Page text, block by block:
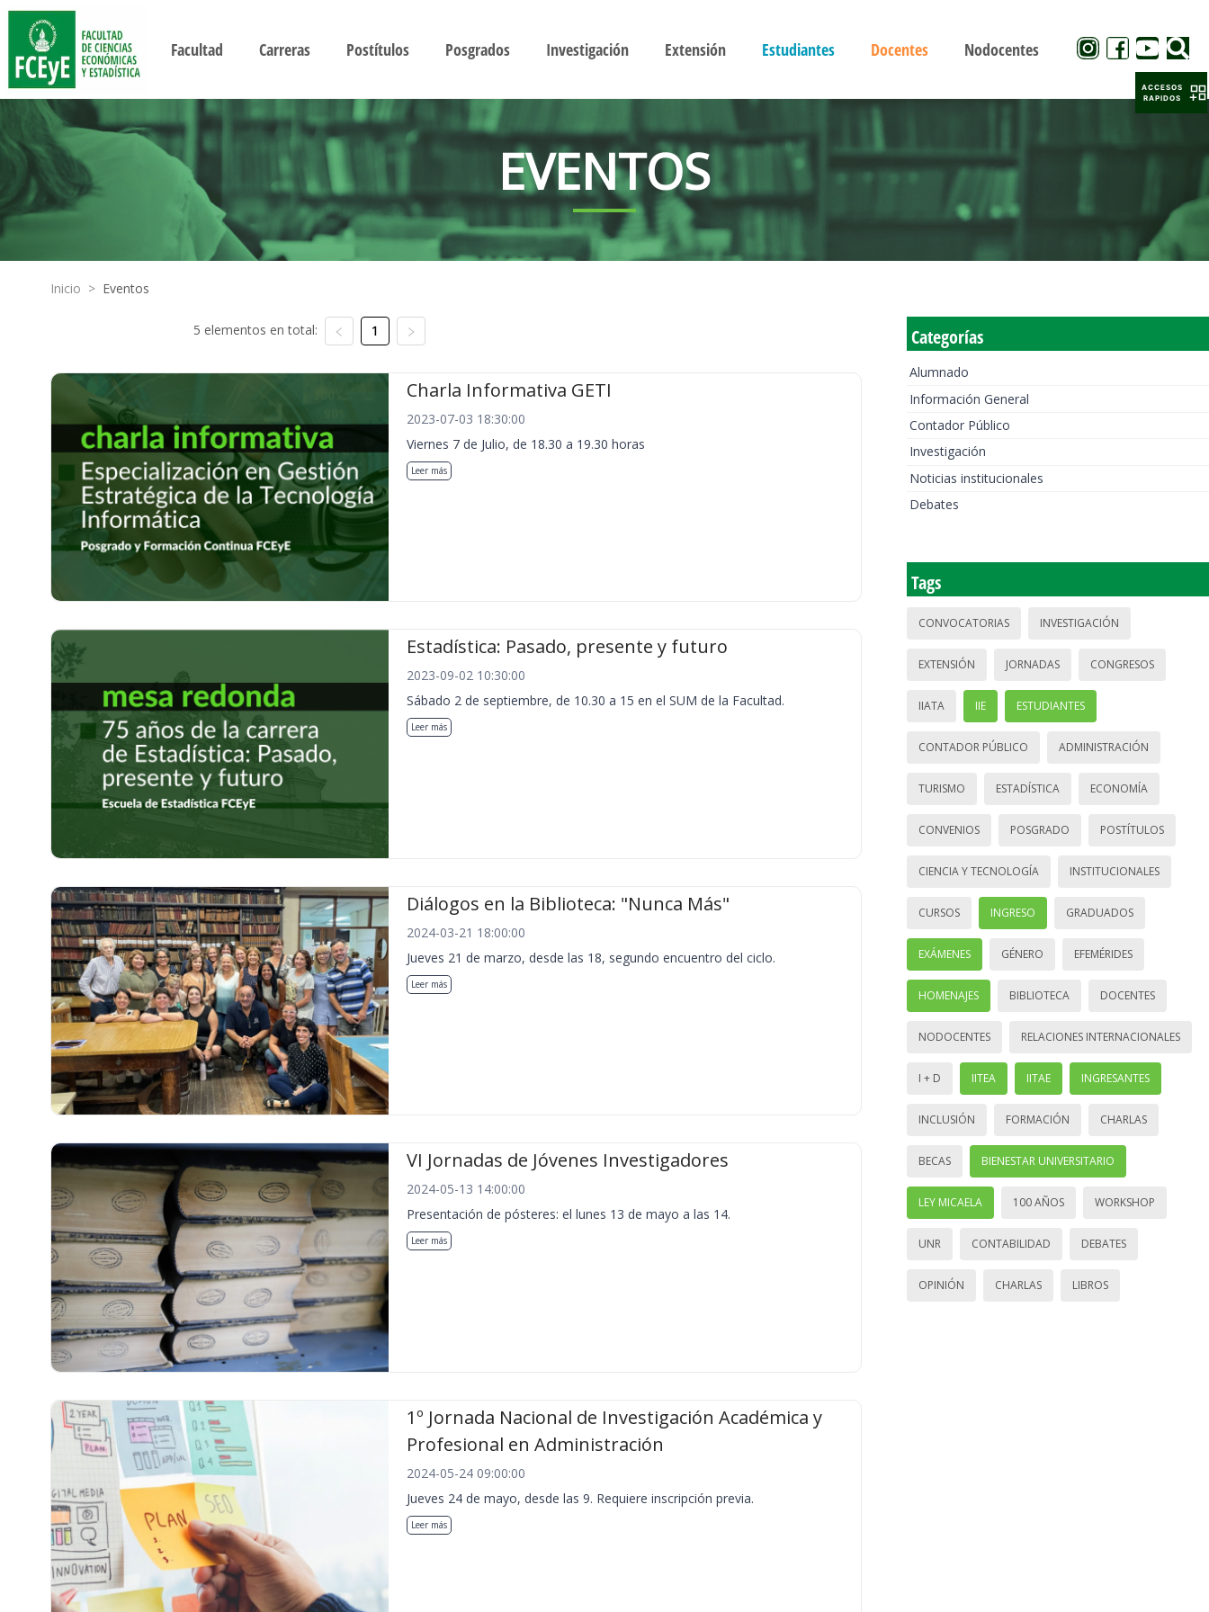
Facultad Carreras Postítulos Posgrados Investigación Extensión Estudiantes Docentes Nodocentes
EVENTOS
Inicio > Eventos
5 elementos en total: 1
Charla Informativa GETI
2023-07-03 18:30:00
Viernes 7 de Julio, de 18.30 a 19.30 horas
Leer más
Estadística: Pasado, presente y futuro
2023-09-02 10:30:00
Sábado 2 de septiembre, de 10.30 a 15 en el SUM de la Facultad.
Leer más
Diálogos en la Biblioteca: "Nunca Más"
2024-03-21 18:00:00
Jueves 21 de marzo, desde las 18, segundo encuentro del ciclo.
Leer más
VI Jornadas de Jóvenes Investigadores
2024-05-13 14:00:00
Presentación de pósteres: el lunes 13 de mayo a las 14.
Leer más
1º Jornada Nacional de Investigación Académica y
Profesional en Administración
2024-05-24 09:00:00
Jueves 24 de mayo, desde las 9. Requiere inscripción previa.
Leer más
Categorías
Alumnado
Información General
Contador Público
Investigación
Noticias institucionales
Debates
Tags
CONVOCATORIAS INVESTIGACIÓN
EXTENSIÓN JORNADAS CONGRESOS
IIATA IIE ESTUDIANTES
CONTADOR PÚBLICO ADMINISTRACIÓN
TURISMO ESTADÍSTICA ECONOMÍA
CONVENIOS POSGRADO POSTÍTULOS
CIENCIA Y TECNOLOGÍA INSTITUCIONALES
CURSOS INGRESO GRADUADOS
EXÁMENES GÉNERO EFEMÉRIDES
HOMENAJES BIBLIOTECA DOCENTES
NODOCENTES RELACIONES INTERNACIONALES
I + D IITEA IITAE INGRESANTES
INCLUSIÓN FORMACIÓN CHARLAS
BECAS BIENESTAR UNIVERSITARIO
LEY MICAELA 100 AÑOS WORKSHOP
UNR CONTABILIDAD DEBATES
OPINIÓN CHARLAS LIBROS
ACCESOS
RAPIDOS